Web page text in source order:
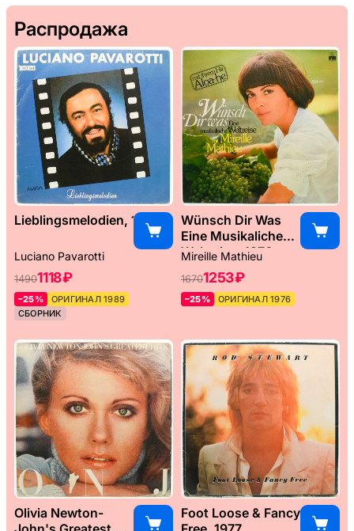
Распродажа
Lieblingsmelodien, 1989
Luciano Pavarotti
14901118 ₽
–25%
ОРИГИНАЛ 1989
СБОРНИК
Wünsch Dir Was
Eine Musikaliche
Weltreise, 1976
Mireille Mathieu
16701253 ₽
–25% ОРИГИНАЛ 1976
Olivia Newton-
Foot Loose & Fancy